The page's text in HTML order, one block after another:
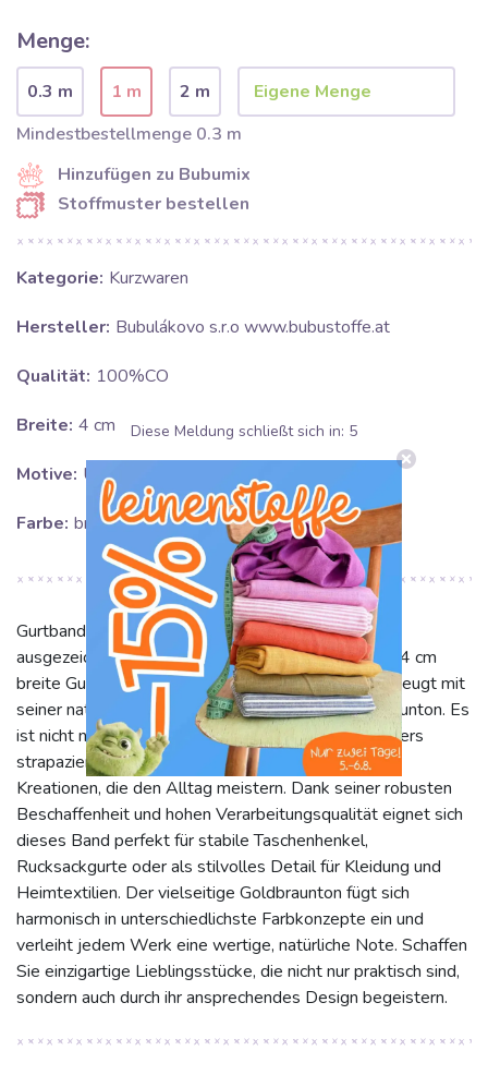
Menge:
0.3 m 1 m
2 m
Mindestbestellmenge 0.3 m
Hinzufügen zu Bubumix
Stoffmuster bestellen
Kategorie: Kurzwaren
Hersteller: Bubulákovo s.r.o www.bubustoffe.at
Qualität: 100%CO
Breite: 4 cm
Motive: Uni farbe
Farbe: braun
Gurtband Baumwolle 4 cm golden brown: Eine
ausgezeichnete Wahl für Ihre Nähprojekte! Dieses 4 cm
breite Gurtband aus 100% reiner Baumwolle überzeugt mit
seiner natürlichen Haptik und dem warmen Uni-Braunton. Es
ist nicht nur angenehm weich, sondern auch besonders
strapazierfähig und langlebig – ideal für langlebige
Kreationen, die den Alltag meistern. Dank seiner robusten
Beschaffenheit und hohen Verarbeitungsqualität eignet sich
dieses Band perfekt für stabile Taschenhenkel,
Rucksackgurte oder als stilvolles Detail für Kleidung und
Heimtextilien. Der vielseitige Goldbraunton fügt sich
harmonisch in unterschiedlichste Farbkonzepte ein und
verleiht jedem Werk eine wertige, natürliche Note. Schaffen
Sie einzigartige Lieblingsstücke, die nicht nur praktisch sind,
sondern auch durch ihr ansprechendes Design begeistern.
Diese Meldung schließt sich in: 5